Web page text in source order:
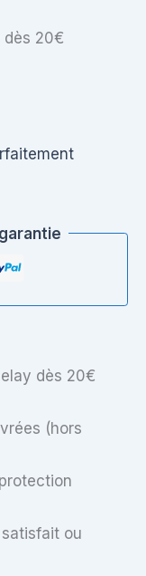
dès 20€
dès 20€
(hors
ou